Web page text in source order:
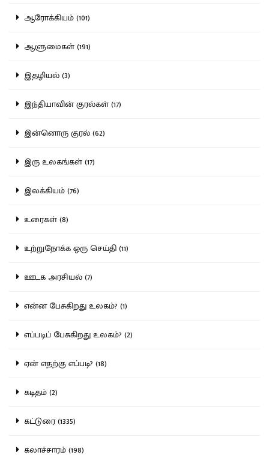
ஆரோக்கியம் (101)
ஆளுமைகள் (191)
இதழியல் (3)
இந்தியாவின் குரல்கள் (17)
இன்னொரு குரல் (62)
இரு உலகங்கள் (17)
இலக்கியம் (76)
உரைகள் (8)
உற்றுநோக்க ஒரு செய்தி (11)
ஊடக அரசியல் (7)
என்ன பேசுகிறது உலகம்? (1)
எப்படிப் பேசுகிறது உலகம்? (2)
ஏன் எதற்கு எப்படி? (18)
கடிதம் (2)
கட்டுரை (1335)
கலாச்சாரம் (198)